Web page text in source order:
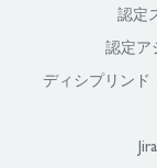
認定
認定ア
ディシプリンド